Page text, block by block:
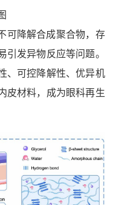
可降解合成聚合物，存
发异物反应等问题。
、可控降解性、优异机
皮材料，成为眼科再生